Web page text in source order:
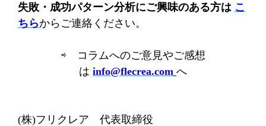
失敗・成功パターン分析にご興味のある方は こ
ちらからご連絡ください。
⇨ コラムへのご意見やご感想
は info@flecrea.com へ
(株)フリクレア 代表取締役